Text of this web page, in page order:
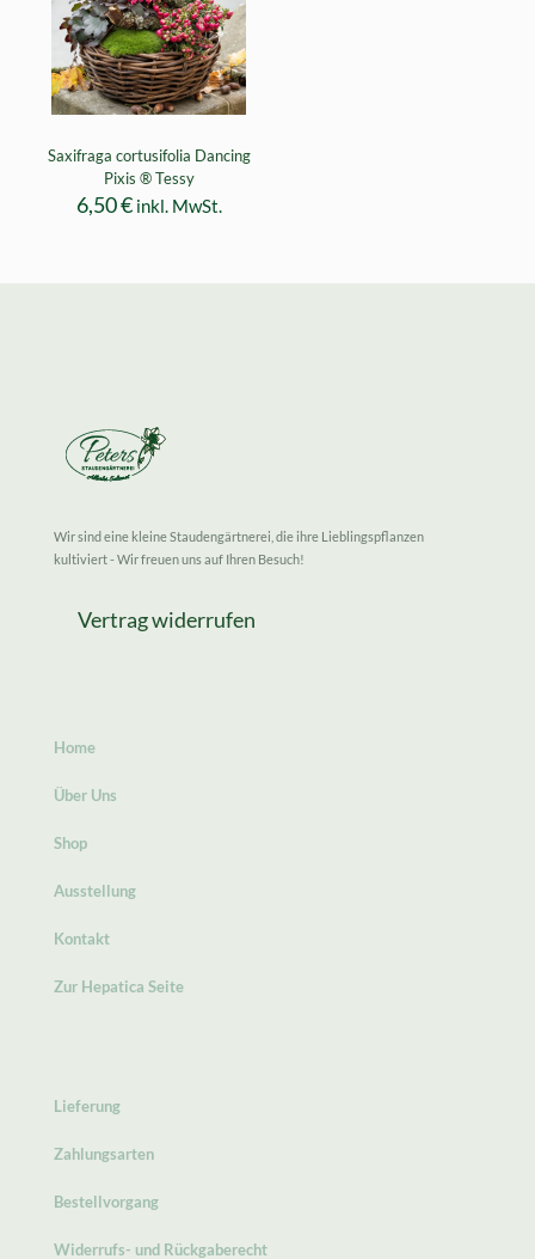
Saxifraga cortusifolia Dancing
Pixis ® Tessy
6,50€ inkl. MwSt.
Wir sind eine kleine Staudengärtnerei, die ihre Lieblingspflanzen
kultiviert - Wir freuen uns auf Ihren Besuch!
Vertrag widerrufen
Home
Über Uns
Shop
Ausstellung
Kontakt
Zur Hepatica Seite
Lieferung
Zahlungsarten
Bestellvorgang
Widerrufs- und Rückgaberecht